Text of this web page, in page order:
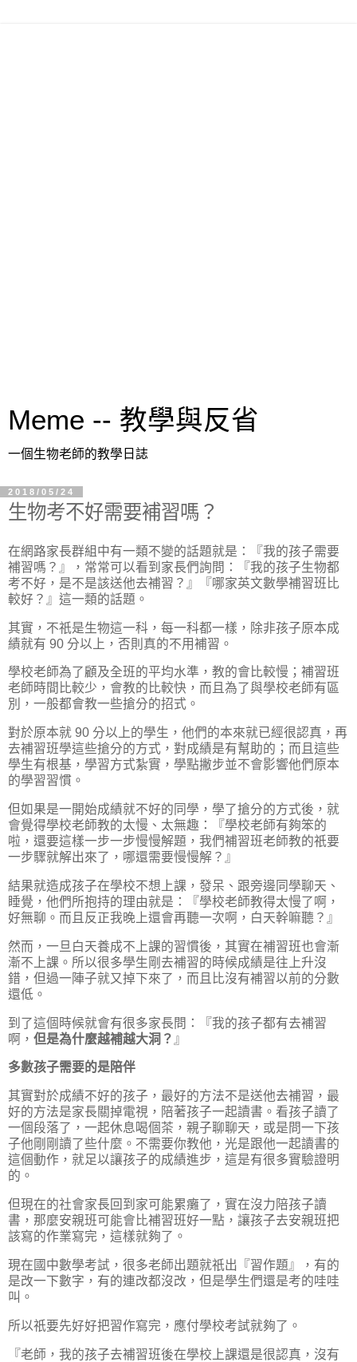
Meme -- 教學與反省
一個生物老師的教學日誌
2018/05/24
生物考不好需要補習嗎？
在網路家長群組中有一類不變的話題就是：『我的孩子需要
補習嗎？』，常常可以看到家長們詢問：『我的孩子生物都
考不好，是不是該送他去補習？』『哪家英文數學補習班比
較好？』這一類的話題。
其實，不祇是生物這一科，每一科都一樣，除非孩子原本成
績就有 90 分以上，否則真的不用補習。
學校老師為了顧及全班的平均水準，教的會比較慢；補習班
老師時間比較少，會教的比較快，而且為了與學校老師有區
別，一般都會教一些搶分的招式。
對於原本就 90 分以上的學生，他們的本來就已經很認真，再
去補習班學這些搶分的方式，對成績是有幫助的；而且這些
學生有根基，學習方式紮實，學點撇步並不會影響他們原本
的學習習慣。
但如果是一開始成績就不好的同學，學了搶分的方式後，就
會覺得學校老師教的太慢、太無趣：『學校老師有夠笨的
啦，還要這樣一步一步慢慢解題，我們補習班老師教的祇要
一步驟就解出來了，哪還需要慢慢解？』
結果就造成孩子在學校不想上課，發呆、跟旁邊同學聊天、
睡覺，他們所抱持的理由就是：『學校老師教得太慢了啊，
好無聊。而且反正我晚上還會再聽一次啊，白天幹嘛聽？』
然而，一旦白天養成不上課的習慣後，其實在補習班也會漸
漸不上課。所以很多學生剛去補習的時候成績是往上升沒
錯，但過一陣子就又掉下來了，而且比沒有補習以前的分數
還低。
到了這個時候就會有很多家長問：『我的孩子都有去補習
啊， 但是為什麼越補越大洞？ 』
多數孩子需要的是陪伴
其實對於成績不好的孩子，最好的方法不是送他去補習，最
好的方法是家長關掉電視，陪著孩子一起讀書。看孩子讀了
一個段落了，一起休息喝個茶，親子聊聊天，或是問一下孩
子他剛剛讀了些什麼。不需要你教他，光是跟他一起讀書的
這個動作，就足以讓孩子的成績進步，這是有很多實驗證明
的。
但現在的社會家長回到家可能累癱了，實在沒力陪孩子讀
書，那麼安親班可能會比補習班好一點，讓孩子去安親班把
該寫的作業寫完，這樣就夠了。
現在國中數學考試，很多老師出題就祇出『習作題』，有的
是改一下數字，有的連改都沒改，但是學生們還是考的哇哇
叫。
所以祇要先好好把習作寫完，應付學校考試就夠了。
『老師，我的孩子去補習班後在學校上課還是很認真，沒有